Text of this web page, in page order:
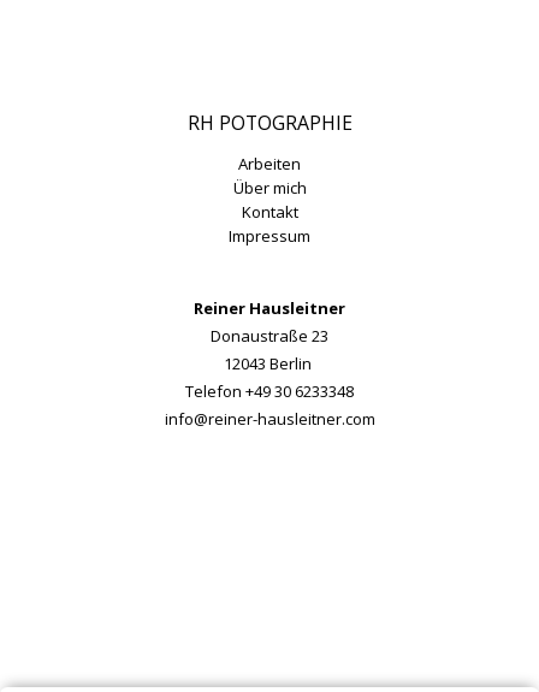
RH POTOGRAPHIE
Arbeiten
Über mich
Kontakt
Impressum
Reiner Hausleitner
Donaustraße 23
12043 Berlin
Telefon +49 30 6233348
info@reiner-hausleitner.com